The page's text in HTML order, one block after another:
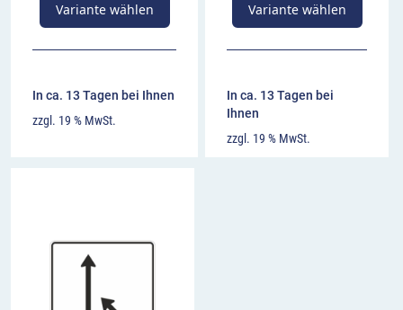
Variante wählen
In ca. 13 Tagen bei Ihnen
zzgl. 19 % MwSt.
Variante wählen
In ca. 13 Tagen bei
Ihnen
zzgl. 19 % MwSt.